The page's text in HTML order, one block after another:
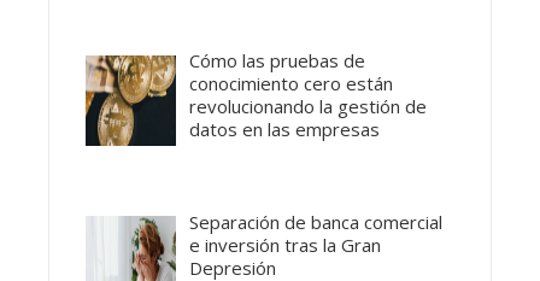
Cómo las pruebas de
conocimiento cero están
revolucionando la gestión de
datos en las empresas
Separación de banca comercial
e inversión tras la Gran
Depresión